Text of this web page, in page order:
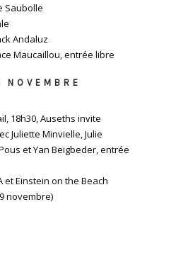
Saubolle
Andaluz
Maucaillou, entrée libre
18h30, Auseths invite
Juliette Minvielle, Julie
et Yan Beigbeder, entrée
et Einstein on the Beach
novembre)